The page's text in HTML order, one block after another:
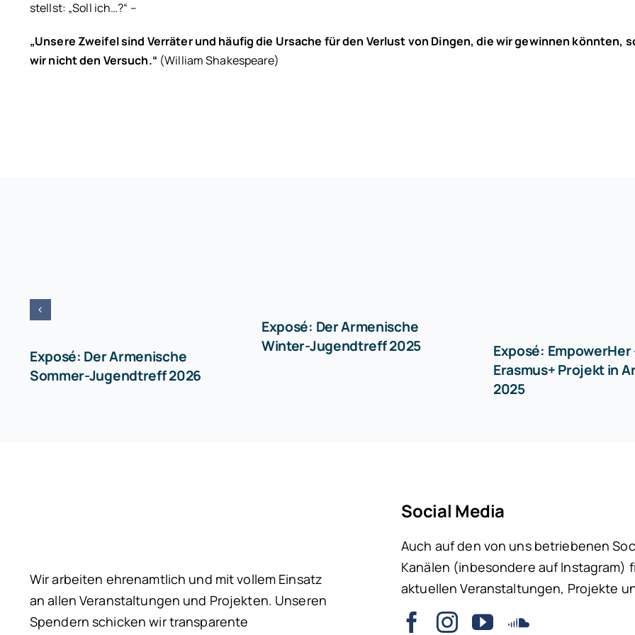
stellst: „Soll ich…?“ –
„Unsere Zweifel sind Verräter und häufig die Ursache für den Verlust von Dingen, die wir gewinnen könnten,
wir nicht den Versuch.“ (William Shakespeare)
Exposé: Der Armenische
Sommer-Jugendtreff 2026
Exposé: Der Armenische
Winter-Jugendtreff 2025
Exposé: EmpowerHer
Erasmus+ Projekt in
2025
Wir arbeiten ehrenamtlich und mit vollem Einsatz
an allen Veranstaltungen und Projekten. Unseren
Spendern schicken wir transparente
Social Media
Auch auf den von uns betriebenen
Kanälen (inbesondere auf Instagram)
aktuellen Veranstaltungen, Projekte